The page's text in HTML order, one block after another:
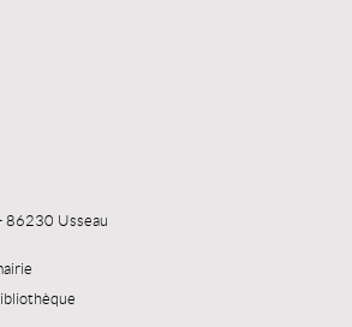
86230 Usseau